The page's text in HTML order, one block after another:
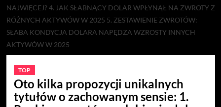
NAJWIĘCEJ? 4. JAK SŁABNĄCY DOLAR WPŁYNĄŁ NA ZWROTY Z
RÓŻNYCH AKTYWÓW W 2025 5. ZESTAWIENIE ZWROTÓW:
SŁABA KONDYCJA DOLARA NAPĘDZA WZROSTY INNYCH
AKTYWÓW W 2025
TOP
Oto kilka propozycji unikalnych
tytułów o zachowanym sensie: 1.